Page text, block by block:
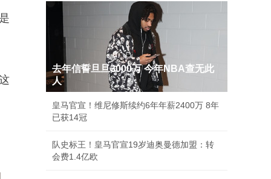
去年信誓旦旦3000万 今年NBA查无此
人
皇马官宣！维尼修斯续约6年年薪2400万 8年
已获14冠
队史标王！皇马官宣19岁迪奥曼德加盟：转
会费1.4亿欧